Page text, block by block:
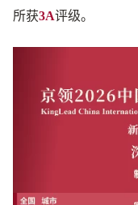
所获3A评级。